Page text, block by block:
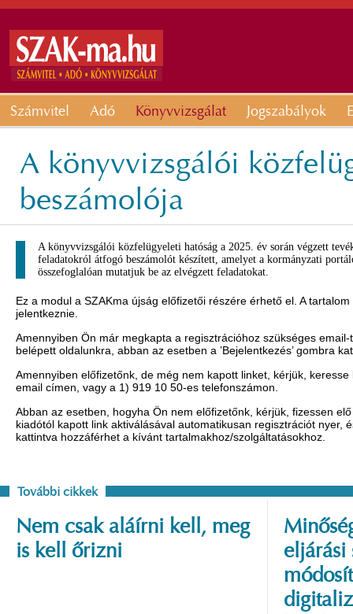
Számvitel Adó Könyvvizsgálat Jogszabályok
A könyvvizsgálói
beszámolója
A könyvvizsgálói közfelügyeleti hatóság a 2025. év során végzett
feladatokról átfogó beszámolót készített, amelyet a kormányzati
összefoglalóan mutatjuk be az elvégzett feladatokat.
Ez a modul a SZAKma újság előfizetői részére érhető el. A
jelentkeznie.
Amennyiben Ön már megkapta a regisztrációhoz szükséges
belépett oldalunkra, abban az esetben a ’Bejelentkezés’ gombra
Amennyiben előfizetőnk, de még nem kapott linket, kérjük,
email címen, vagy a 1) 919 10 50-es telefonszámon.
Abban az esetben, hogyha Ön nem előfizetőnk, kérjük, fizessen
kiadótól kapott link aktiválásával automatikusan regisztrációt nyer,
kattintva hozzáférhet a kívánt tartalmakhoz/szolgáltatásokhoz.
További cikkek
Nem csak aláírni kell, meg
is kell őrizni
eljárási